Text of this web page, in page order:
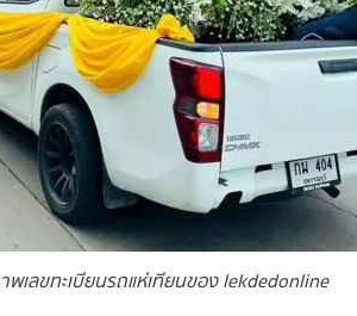
พเลขทะเบียนรถแห่เทียนของ lekdedonline